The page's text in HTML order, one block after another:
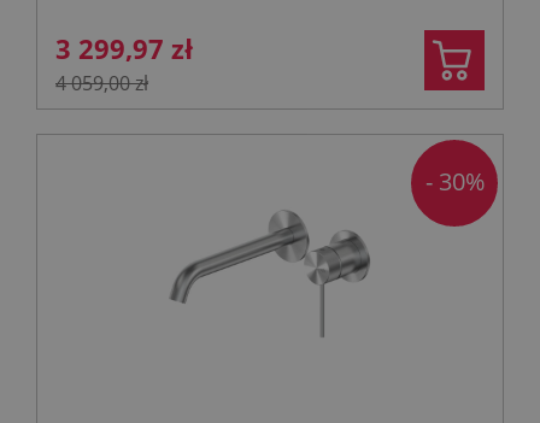
3 299,97 zł
4 059,00 zł
- 30%